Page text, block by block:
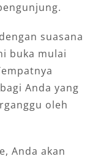
suasana
buka mulai
Anda yang
oleh
Anda akan